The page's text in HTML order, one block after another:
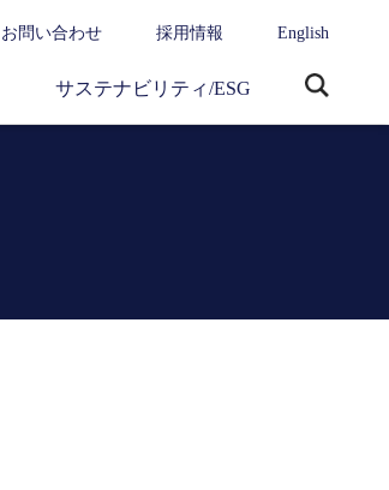
お問い合わせ 採用情報 English
サステナビリティ/ESG